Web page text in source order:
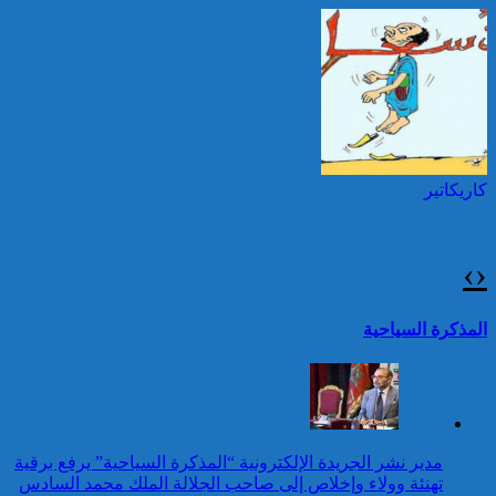
إطلاق النار خلال حفل
الصحافة بواشنطن:المهاجم
كان يستهدف مسؤولين
بالمناطق الحضرية خلال
بمناسبة عيد العرش المجيد
العرش المجيد
برقية تهنئة إلى جلالة الملك
من المدير العام لمنظمة
توقيف شخصين هددا شرطيا
بسكينين خلال محاولة سرقة ليلا
تقرير: 67,7% من الأشخاص في
وضعية إعاقة لم يبلغوا أي مستوى
كاريكاتير
كاريكاتير
‹
›
المذكرة السياحية
مدير نشر الجريدة الإلكترونية “المذكرة السياحية” يرفع برقية
تهنئة وولاء وإخلاص إلى صاحب الجلالة الملك محمد السادس